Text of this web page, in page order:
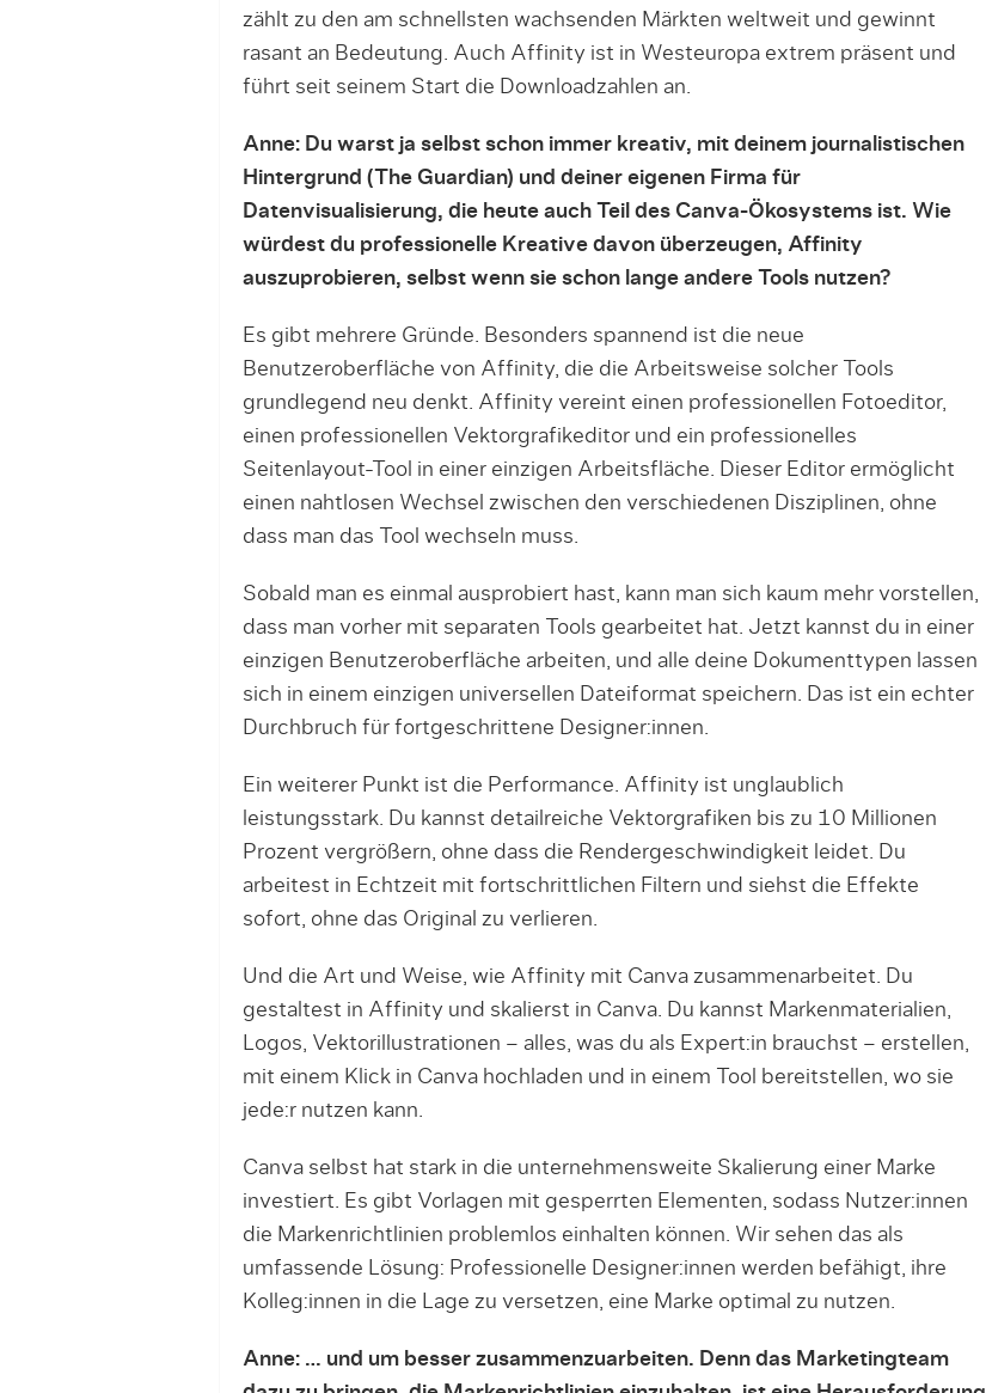
zählt zu den am schnellsten wachsenden Märkten weltweit und gewinnt
rasant an Bedeutung. Auch Affinity ist in Westeuropa extrem präsent und
führt seit seinem Start die Downloadzahlen an.
Anne: Du warst ja selbst schon immer kreativ, mit deinem journalistischen
Hintergrund (The Guardian) und deiner eigenen Firma für
Datenvisualisierung, die heute auch Teil des Canva-Ökosystems ist. Wie
würdest du professionelle Kreative davon überzeugen, Affinity
auszuprobieren, selbst wenn sie schon lange andere Tools nutzen?
Es gibt mehrere Gründe. Besonders spannend ist die neue
Benutzeroberfläche von Affinity, die die Arbeitsweise solcher Tools
grundlegend neu denkt. Affinity vereint einen professionellen Fotoeditor,
einen professionellen Vektorgrafikeditor und ein professionelles
Seitenlayout-Tool in einer einzigen Arbeitsfläche. Dieser Editor ermöglicht
einen nahtlosen Wechsel zwischen den verschiedenen Disziplinen, ohne
dass man das Tool wechseln muss.
Sobald man es einmal ausprobiert hast, kann man sich kaum mehr vorstellen,
dass man vorher mit separaten Tools gearbeitet hat. Jetzt kannst du in einer
einzigen Benutzeroberfläche arbeiten, und alle deine Dokumenttypen lassen
sich in einem einzigen universellen Dateiformat speichern. Das ist ein echter
Durchbruch für fortgeschrittene Designer:innen.
Ein weiterer Punkt ist die Performance. Affinity ist unglaublich
leistungsstark. Du kannst detailreiche Vektorgrafiken bis zu 10 Millionen
Prozent vergrößern, ohne dass die Rendergeschwindigkeit leidet. Du
arbeitest in Echtzeit mit fortschrittlichen Filtern und siehst die Effekte
sofort, ohne das Original zu verlieren.
Und die Art und Weise, wie Affinity mit Canva zusammenarbeitet. Du
gestaltest in Affinity und skalierst in Canva. Du kannst Markenmaterialien,
Logos, Vektorillustrationen – alles, was du als Expert:in brauchst – erstellen,
mit einem Klick in Canva hochladen und in einem Tool bereitstellen, wo sie
jede:r nutzen kann.
Canva selbst hat stark in die unternehmensweite Skalierung einer Marke
investiert. Es gibt Vorlagen mit gesperrten Elementen, sodass Nutzer:innen
die Markenrichtlinien problemlos einhalten können. Wir sehen das als
umfassende Lösung: Professionelle Designer:innen werden befähigt, ihre
Kolleg:innen in die Lage zu versetzen, eine Marke optimal zu nutzen.
Anne: … und um besser zusammenzuarbeiten. Denn das Marketingteam